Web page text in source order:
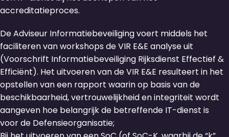
accreditatieproces.
De Adviseur Informatiebeveiliging voert middels het
faciliteren van workshops de VIR E&E analyse uit
(Voorschrift Informatiebeveiliging Rijksdienst Effectief &
Efficiënt). Het uitvoeren van de VIR E&E resulteert in het
opstellen van een rapport waarin op basis van de
beschikbaarheid, vertrouwelijkheid en integriteit wordt
aangeven hoe belangrijk de betreffende IT-dienst is
voor de Defensieorganisatie;